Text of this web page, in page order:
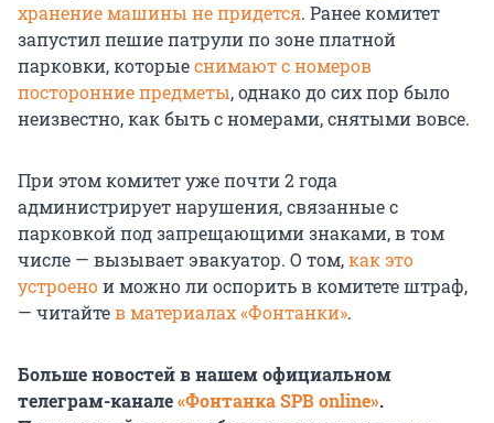
хранение машины не придется. Ранее комитет
запустил пешие патрули по зоне платной
парковки, которыеснимают с номеров
посторонние предметы, однако до сих пор было
неизвестно, как быть с номерами, снятыми вовсе.
При этом комитет уже почти 2 года
администрирует нарушения, связанные с
парковкой под запрещающими знаками, в том
числе — вызывает эвакуатор. О том,как это
устроенои можно ли оспорить в комитете штраф,
— читайтев материалах «Фонтанки».
Больше новостей в нашем официальном
телеграм-канале«Фонтанка SPB online».